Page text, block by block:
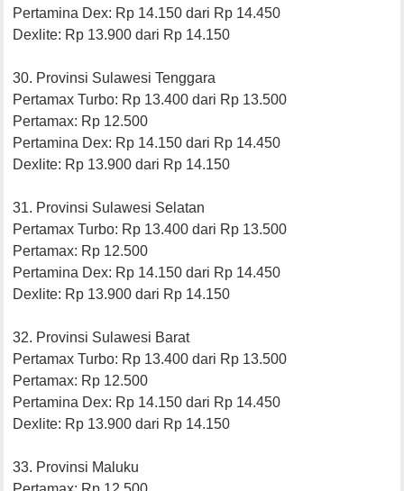
Pertamina Dex: Rp 14.150 dari Rp 14.450
Dexlite: Rp 13.900 dari Rp 14.150
30. Provinsi Sulawesi Tenggara
Pertamax Turbo: Rp 13.400 dari Rp 13.500
Pertamax: Rp 12.500
Pertamina Dex: Rp 14.150 dari Rp 14.450
Dexlite: Rp 13.900 dari Rp 14.150
31. Provinsi Sulawesi Selatan
Pertamax Turbo: Rp 13.400 dari Rp 13.500
Pertamax: Rp 12.500
Pertamina Dex: Rp 14.150 dari Rp 14.450
Dexlite: Rp 13.900 dari Rp 14.150
32. Provinsi Sulawesi Barat
Pertamax Turbo: Rp 13.400 dari Rp 13.500
Pertamax: Rp 12.500
Pertamina Dex: Rp 14.150 dari Rp 14.450
Dexlite: Rp 13.900 dari Rp 14.150
33. Provinsi Maluku